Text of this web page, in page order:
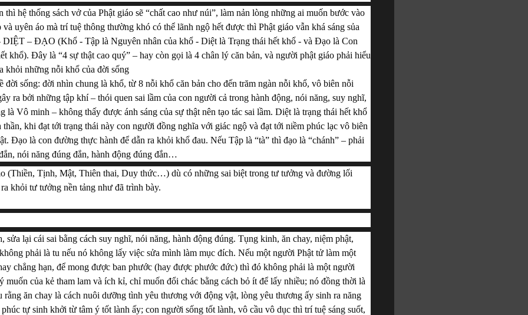
hệ thống sách vở của Phật giáo sẽ “chất cao như núi”, làm nản lòng những ai muốn bước vào
uyên áo mà trí tuệ thông thường khó có thể lãnh ngộ hết được thì Phật giáo vẫn khá sáng sủa
– ĐẠO (Khổ - Tập là Nguyên nhân của khổ - Diệt là Trạng thái hết khổ - và Đạo là Con
khổ). Đây là “4 sự thật cao quý” – hay còn gọi là 4 chân lý căn bản, và người phật giáo phải hiểu
khỏi những nỗi khổ của đời sống
đời sống: đời nhìn chung là khổ, từ 8 nỗi khổ căn bản cho đến trăm ngàn nỗi khổ, vô biên nỗi
ra bởi những tập khí – thói quen sai lầm của con người cả trong hành động, nói năng, suy nghĩ,
là Vô minh – không thấy được ánh sáng của sự thật nên tạo tác sai lầm. Diệt là trạng thái hết khổ
khi đạt tới trạng thái này con người đồng nghĩa với giác ngộ và đạt tới niềm phúc lạc vô biên
Đạo là con đường thực hành để dẫn ra khỏi khổ đau. Nếu Tập là “tà” thì đạo là “chánh” – phải
nói năng đúng đắn, hành động đúng đắn…
(Thiền, Tịnh, Mật, Thiên thai, Duy thức…) dù có những sai biệt trong tư tưởng và đường lối
khỏi tư tưởng nền tảng như đã trình bày.
sửa lại cái sai bằng cách suy nghĩ, nói năng, hành động đúng. Tụng kinh, ăn chay, niệm phật,
phải là tu nếu nó không lấy việc sửa mình làm mục đích. Nếu một người Phật tử làm một
chẳng hạn, để mong được ban phước (hay được phước đức) thì đó không phải là một người
muốn của kẻ tham lam và ích kỉ, chỉ muốn đổi chác bằng cách bỏ ít để lấy nhiều; nó đồng thời là
ăn chay là cách nuôi dưỡng tình yêu thương với động vật, lòng yêu thương ấy sinh ra năng
tự sinh khởi từ tâm ý tốt lành ấy; con người sống tốt lành, vô cầu vô dục thì trí tuệ sáng suốt,